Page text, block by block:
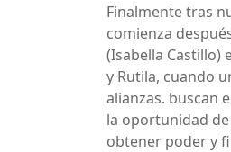
Finalmente tras
comienza
(Isabella Castillo)
y Rutila, cuando
alianzas. buscan
la oportunidad
obtener poder y